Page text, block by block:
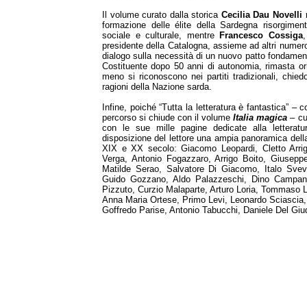
Il volume curato dalla storica Cecilia Dau Novelli
formazione delle élite della Sardegna
sociale e culturale, mentre Francesco Cossiga,
presidente della Catalogna, assieme ad altri
dialogo sulla necessità di un nuovo patto
Costituente dopo 50 anni di autonomia, rimasta
meno si riconoscono nei partiti tradizionali,
ragioni della Nazione sarda.
Infine, poiché “Tutta la letteratura è fantastica” –
percorso si chiude con il volumeItalia magica –
con le sue mille pagine dedicate alla
disposizione del lettore una ampia panoramica
XIX e XX secolo: Giacomo Leopardi, Cletto
Verga, Antonio Fogazzaro, Arrigo Boito,
Matilde Serao, Salvatore Di Giacomo, Italo
Guido Gozzano, Aldo Palazzeschi, Dino
Pizzuto, Curzio Malaparte, Arturo Loria,
Anna Maria Ortese, Primo Levi, Leonardo
Goffredo Parise, Antonio Tabucchi, Daniele Del